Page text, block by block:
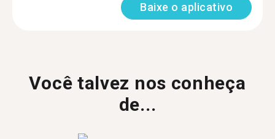
Baixe o aplicativo
Você talvez nos conheça
de...